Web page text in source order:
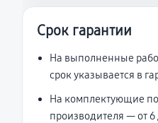
Срок гарантии
На выполненные
срок указывается в
На комплектующие
производителя — от